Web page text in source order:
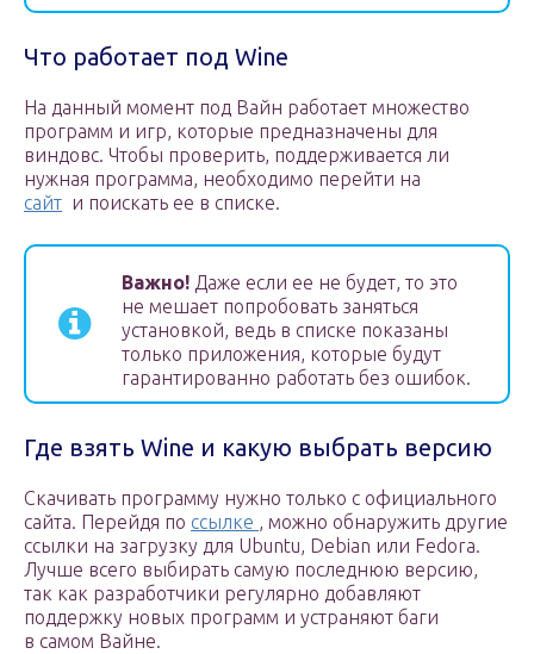
Что работает под Wine
На данный момент под Вайн работает множество
программ и игр, которые предназначены для
виндовс. Чтобы проверить, поддерживается ли
нужная программа, необходимо перейти на
сайт и поискать ее в списке.
Важно! Даже если ее не будет, то это
не мешает попробовать заняться
установкой, ведь в списке показаны
только приложения, которые будут
гарантированно работать без ошибок.
Где взять Wine и какую выбрать версию
Скачивать программу нужно только с официального
сайта. Перейдя по ссылке , можно обнаружить другие
ссылки на загрузку для Ubuntu, Debian или Fedora.
Лучше всего выбирать самую последнюю версию,
так как разработчики регулярно добавляют
поддержку новых программ и устраняют баги
в самом Вайне.